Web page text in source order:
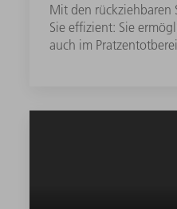
Mit den rückziehbaren
Sie effizient: Sie
auch im